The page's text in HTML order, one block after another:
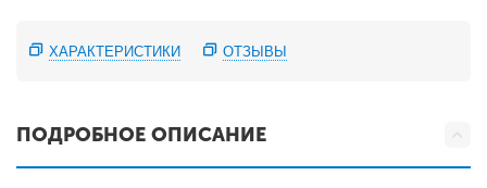
ХАРАКТЕРИСТИКИ ОТЗЫВЫ
ПОДРОБНОЕ ОПИСАНИЕ